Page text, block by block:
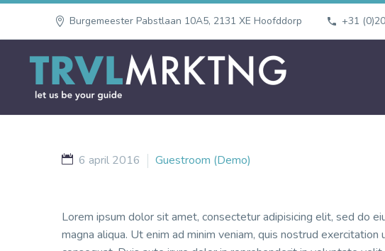
Burgemeester Pabstlaan 10A5, 2131 XE Hoofddorp +31
6 april 2016 Guestroom (Demo)
Lorem ipsum dolor sit amet, consectetur adipisicing elit, sed do
magna aliqua. Ut enim ad minim veniam, quis nostrud